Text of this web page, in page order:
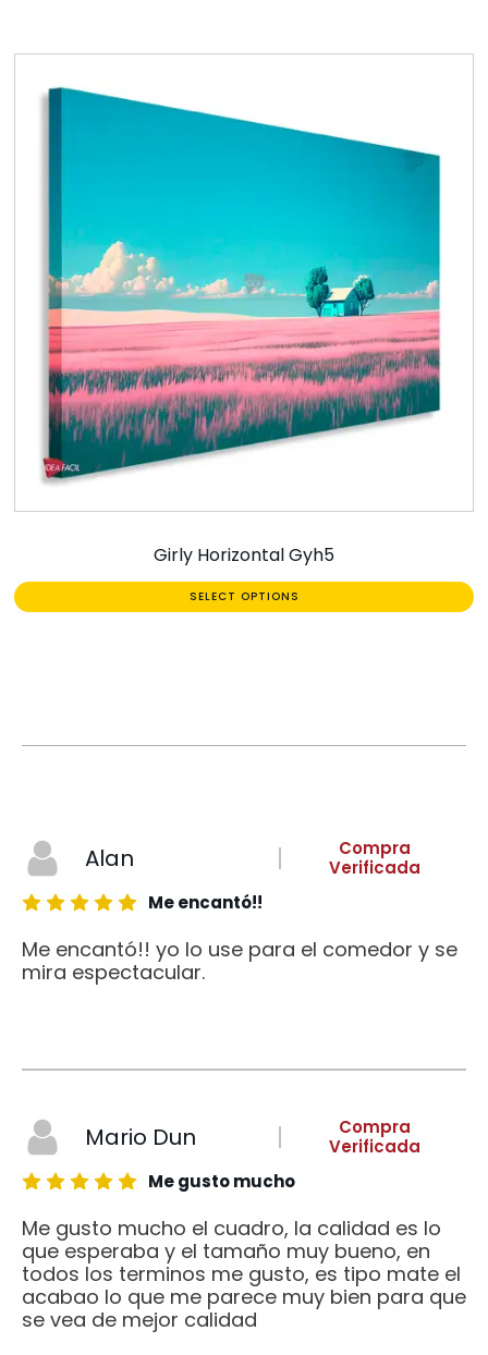
Girly Horizontal Gyh5
SELECT OPTIONS
Alan
Compra
Verificada
Me encantó!!
Me encantó!! yo lo use para el comedor y se
mira espectacular.
Mario Dun
Compra
Verificada
Me gusto mucho
Me gusto mucho el cuadro, la calidad es lo
que esperaba y el tamaño muy bueno, en
todos los terminos me gusto, es tipo mate el
acabao lo que me parece muy bien para que
se vea de mejor calidad